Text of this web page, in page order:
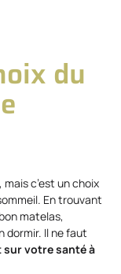
du
c’est un choix
En trouvant
matelas,
dormir. Il ne faut
sur votre santé à